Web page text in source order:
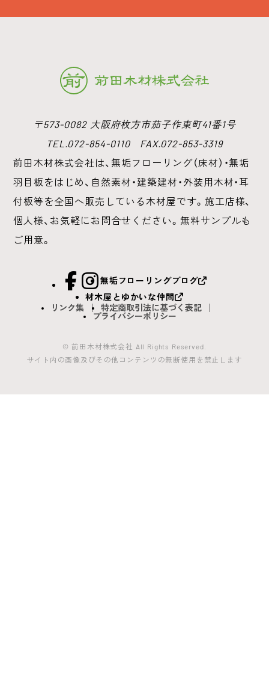
〒573-0082 大阪府枚方市茄子作東町41番1号
TEL.072-854-0110 FAX.072-853-3319
前田木材株式会社は、無垢フローリング（床材）・無垢
羽目板をはじめ、 自然素材・建築建材・外装用木材・耳
付板等を全国へ販売している木材屋です。 施工店様、
個人様、お気軽にお問合せください。無料サンプルも
ご用意。
facebook
Instagram
無垢フローリングブログ
材木屋とゆかいな仲間
リンク集
特定商取引法に基づく表記
プライバシーポリシー
© 前田木材株式会社 All Rights Reserved.
サイト内の画像及びその他コンテンツの無断使用を禁止します